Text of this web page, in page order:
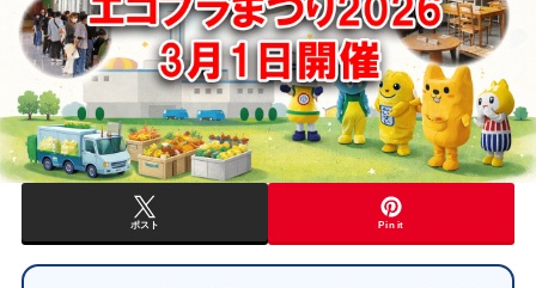
ポスト Pin it